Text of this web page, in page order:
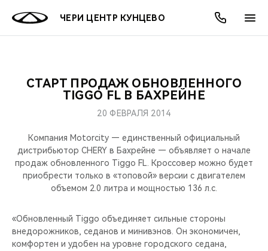
ЧЕРИ ЦЕНТР КУНЦЕВО
МОДЕЛИ
КРОССОВЕРЫ
НОВИНКИ
ПОКУПАТЕЛЯМ
КРЕДИТ И СТРАХОВАНИЕ
ВЛАДЕЛЬЦАМ
ЗАПЧАСТИ И АКСЕССУАРЫ
ПОДДЕРЖКА
МИР CHERY
О БРЕНДЕ
CHERY В СОЦСЕТЯХ
БЛАГОТВОРИТЕЛЬНОСТЬ
АКЦИИ
ОНЛАЙН СЕРВИСЫ
КРЕДИТ
О КОМПАНИИ
МЫ В СОЦСЕТЯХ
СТАРТ ПРОДАЖ ОБНОВЛЕННОГО
TIGGO FL В БАХРЕЙНЕ
20 ФЕВРАЛЯ 2014
Компания Motorcity — единственный официальный
дистрибьютор CHERY в Бахрейне — объявляет о начале
продаж обновленного Tiggo FL. Кроссовер можно будет
приобрести только в «топовой» версии с двигателем
объемом 2.0 литра и мощностью 136 л.с.
«Обновленный Tiggo объединяет сильные стороны
внедорожников, седанов и минивэнов. Он экономичен,
комфортен и удобен на уровне городского седана,